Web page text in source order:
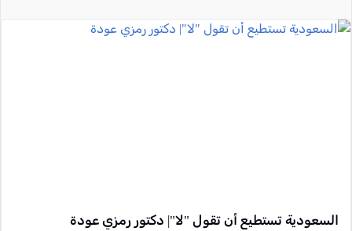
السعودية تستطيع أن تقول "لا"| دكتور رمزي عودة